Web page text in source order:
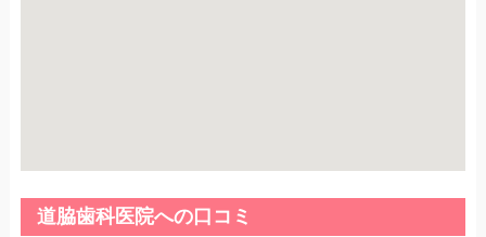
道脇歯科医院への口コミ